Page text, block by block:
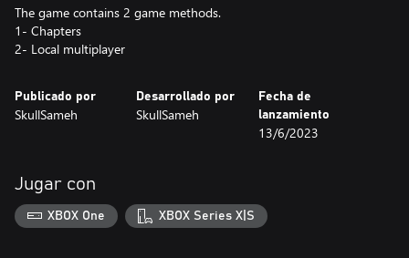
The game contains 2 game methods.
1- Chapters
2- Local multiplayer
Publicado por
SkullSameh
Desarrollado por
SkullSameh
Fecha de
lanzamiento
13/6/2023
Jugar con
XBOX One XBOX Series X|S